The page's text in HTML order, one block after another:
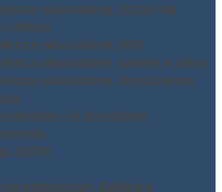
valutazione rischio da
chimici
valutazione CEM
valutazione rumore e vibro
valutazione stress lavoro
emissioni in atmosfera
81/08
Ambientale, Edilizia e